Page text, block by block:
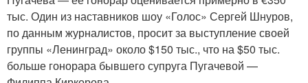
тыс. Один из наставников шоу «Голос» Сергей Шнуров,
по данным журналистов, просит за выступление своей
группы «Ленинград» около $150 тыс., что на $50 тыс.
больше гонорара бывшего супруга Пугачевой —